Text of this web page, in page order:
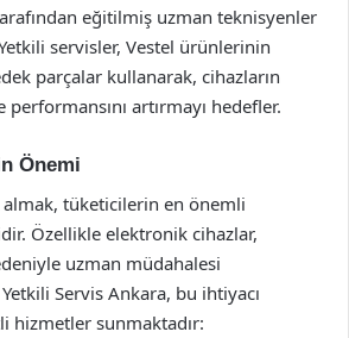
eğitilmiş uzman teknisyenler
servisler, Vestel ürünlerinin
parçalar kullanarak, cihazların
artırmayı hedefler.
Önemi
tüketicilerin en önemli
Özellikle elektronik cihazlar,
uzman müdahalesi
Servis Ankara, bu ihtiyacı
hizmetler sunmaktadır: